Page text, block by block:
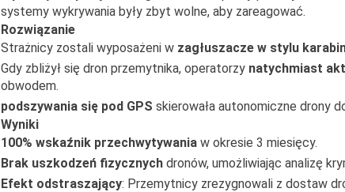
systemy wykrywania były zbyt wolne, aby zareagować.
Rozwiązanie
Strażnicy zostali wyposażeni w zagłuszacze w stylu
Gdy zbliżył się dron przemytnika, operatorzy natychmiast
obwodem.
podszywania się pod GPS skierowała autonomiczne drony
Wyniki
100% wskaźnik przechwytywania w okresie 3 miesięcy.
Brak uszkodzeń fizycznych dronów, umożliwiając analizę
Efekt odstraszający: Przemytnicy zrezygnowali z dostaw